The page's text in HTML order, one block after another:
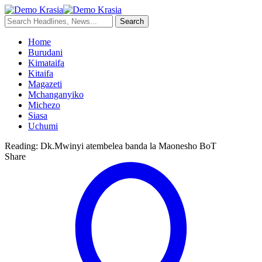
Home
Burudani
Kimataifa
Kitaifa
Magazeti
Mchanganyiko
Michezo
Siasa
Uchumi
Reading: Dk.Mwinyi atembelea banda la Maonesho BoT
Share